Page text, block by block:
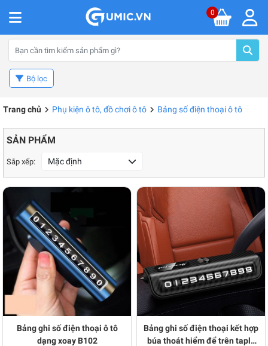
0
Bộ lọc
Trang chủ Phụ kiện ô tô, đồ chơi ô tô Bảng số điện thoại ô tô
SẢN PHẨM
Sắp xếp: Mặc định
Bảng ghi số điện thoại ô tô
dạng xoay B102
Bảng ghi số điện thoại kết hợp
búa thoát hiểm để trên taplo